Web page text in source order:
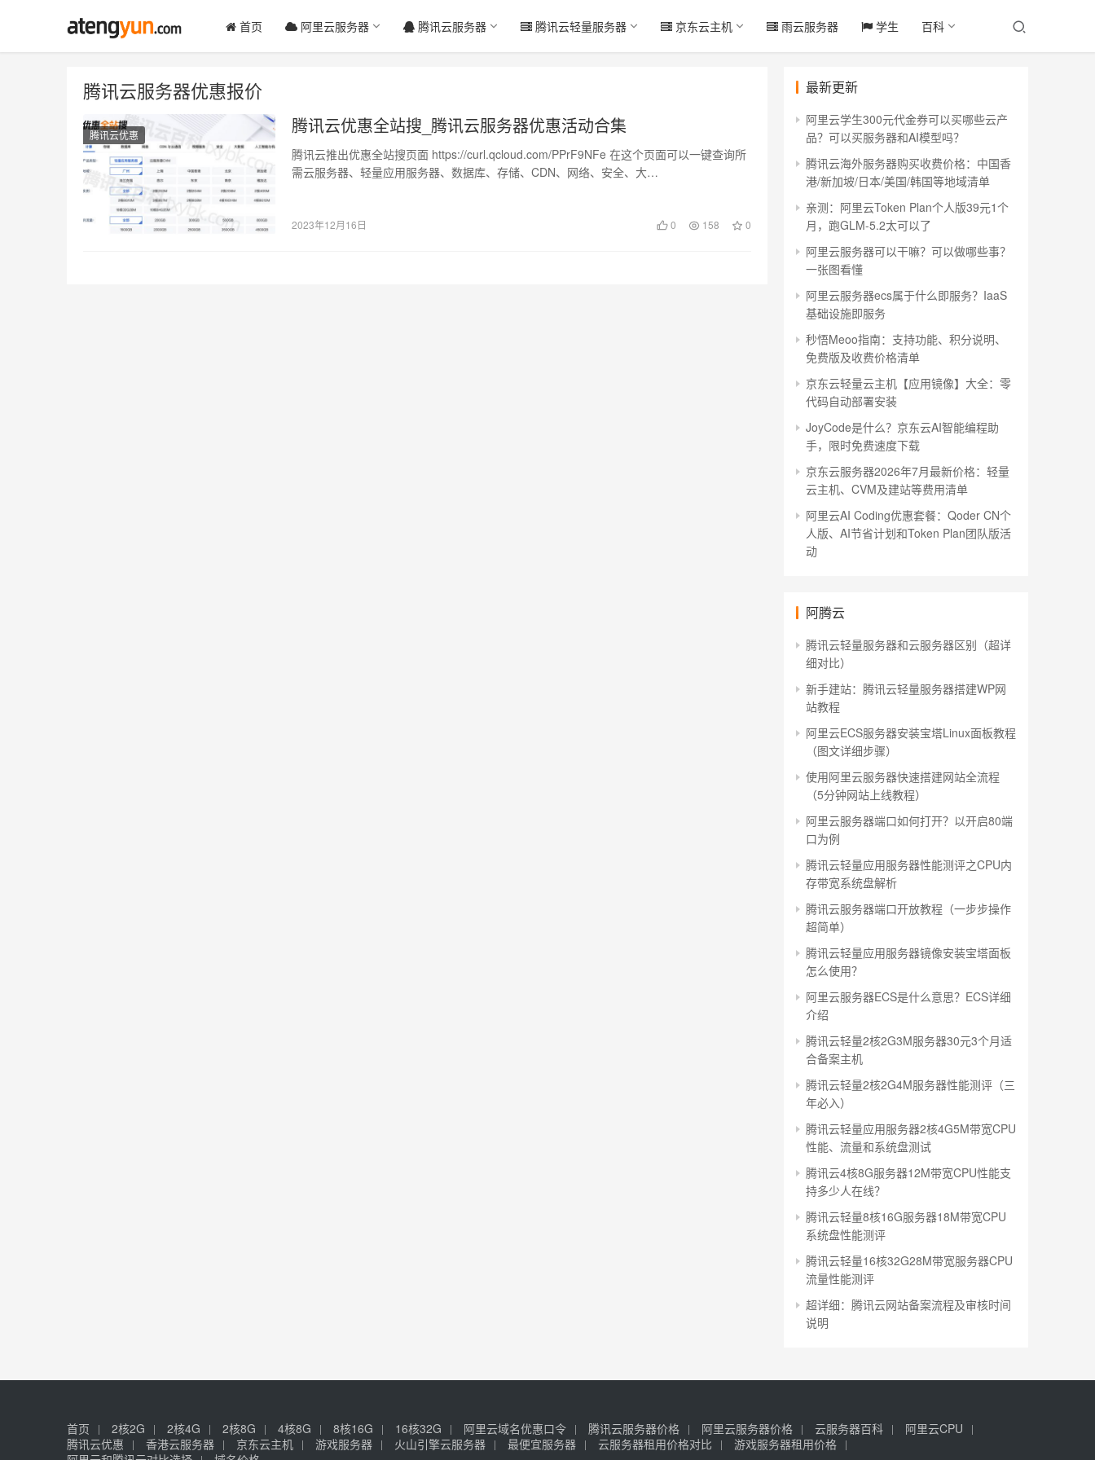
首页 阿里云服务器 腾讯云服务器 腾讯云轻量服务器 京东云主机 雨云服务器 学生 百科
腾讯云服务器优惠报价
腾讯云优惠 腾讯云优惠全站搜_腾讯云服务器优惠活动合集
腾讯云推出优惠全站搜页面 https://curl.qcloud.com/PPrF9NFe 在这个页面可以一键查询所
需云服务器、轻量应用服务器、数据库、存储、CDN、网络、安全、大…
2023年12月16日 0 158 0
最新更新
阿里云学生300元代金券可以买哪些云产
品？可以买服务器和AI模型吗？
腾讯云海外服务器购买收费价格：中国香
港/新加坡/日本/美国/韩国等地域清单
亲测：阿里云Token Plan个人版39元1个
月，跑GLM-5.2太可以了
阿里云服务器可以干嘛？可以做哪些事？
一张图看懂
阿里云服务器ecs属于什么即服务？IaaS
基础设施即服务
秒悟Meoo指南：支持功能、积分说明、
免费版及收费价格清单
京东云轻量云主机【应用镜像】大全：零
代码自动部署安装
JoyCode是什么？京东云AI智能编程助
手，限时免费速度下载
京东云服务器2026年7月最新价格：轻量
云主机、CVM及建站等费用清单
阿里云AI Coding优惠套餐：Qoder CN个
人版、AI节省计划和Token Plan团队版活
动
阿腾云
腾讯云轻量服务器和云服务器区别（超详
细对比）
新手建站：腾讯云轻量服务器搭建WP网
站教程
阿里云ECS服务器安装宝塔Linux面板教程
（图文详细步骤）
使用阿里云服务器快速搭建网站全流程
（5分钟网站上线教程）
阿里云服务器端口如何打开？以开启80端
口为例
腾讯云轻量应用服务器性能测评之CPU内
存带宽系统盘解析
腾讯云服务器端口开放教程（一步步操作
超简单）
腾讯云轻量应用服务器镜像安装宝塔面板
怎么使用？
阿里云服务器ECS是什么意思？ECS详细
介绍
腾讯云轻量2核2G3M服务器30元3个月适
合备案主机
腾讯云轻量2核2G4M服务器性能测评（三
年必入）
腾讯云轻量应用服务器2核4G5M带宽CPU
性能、流量和系统盘测试
腾讯云4核8G服务器12M带宽CPU性能支
持多少人在线？
腾讯云轻量8核16G服务器18M带宽CPU
系统盘性能测评
腾讯云轻量16核32G28M带宽服务器CPU
流量性能测评
超详细：腾讯云网站备案流程及审核时间
说明
首页 2核2G 2核4G 2核8G 4核8G 8核16G 16核32G 阿里云域名优惠口令 腾讯云服务器价格 阿里云服务器价格 云服务器百科
阿里云CPU
腾讯云优惠
香港云服务器 京东云主机 游戏服务器 火山引擎云服务器 最便宜服务器 云服务器租用价格对比
游戏服务器租用价格